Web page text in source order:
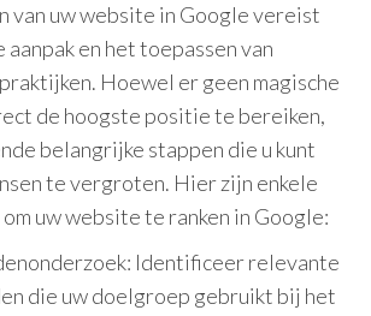
van uw website in Google vereist
en het toepassen van
Hoewel er geen magische
de hoogste positie te bereiken,
belangrijke stappen die u kunt
te vergroten. Hier zijn enkele
uw website te ranken in Google:
Identificeer relevante
die uw doelgroep gebruikt bij het